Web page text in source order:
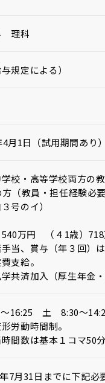
理科
与規定による）
月1日（試用期間あり）
校・高等学校両方の
方（教員・担任経験
号のイ）
万円 （４1歳）718
当、賞与（年３回）
支給。
共済加入（厚生年金
16:25 土 8:30～
労動時間制。
時間数は基本１コマ50
7月31日までに下記